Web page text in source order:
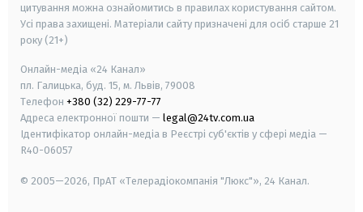
цитування можна ознайомитись в правилах користування сайтом.
Усі права захищені. Матеріали сайту призначені для осіб старше 21
року (21+)
Онлайн-медіа «24 Канал»
пл. Галицька, буд. 15, м. Львів, 79008
Телефон +380 (32) 229-77-77
Адреса електронної пошти — legal@24tv.com.ua
Ідентифікатор онлайн-медіа в Реєстрі суб'єктів у сфері медіа —
R40-06057
© 2005—2026, ПрАТ «Телерадіокомпанія "Люкс"», 24 Канал.